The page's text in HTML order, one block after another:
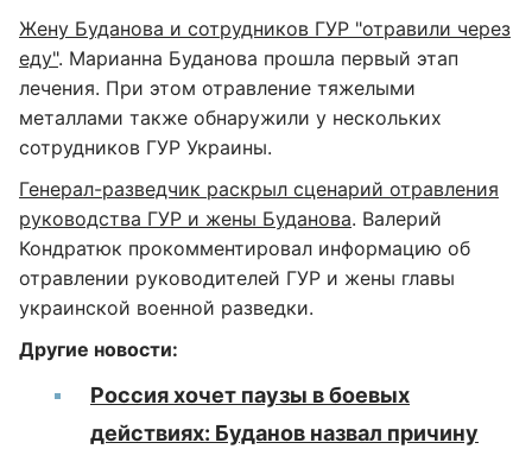
Жену Буданова и сотрудников ГУР "отравили через
еду". Марианна Буданова прошла первый этап
лечения. При этом отравление тяжелыми
металлами также обнаружили у нескольких
сотрудников ГУР Украины.
Генерал-разведчик раскрыл сценарий отравления
руководства ГУР и жены Буданова. Валерий
Кондратюк прокомментировал информацию об
отравлении руководителей ГУР и жены главы
украинской военной разведки.
Другие новости:
Россия хочет паузы в боевых
действиях: Буданов назвал причину